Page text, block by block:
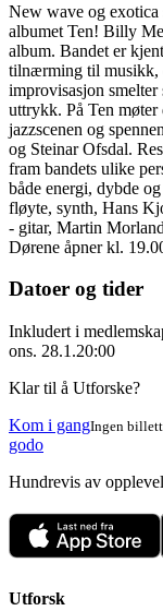
New wave og
albumet Ten! Billy
album. Bandet er
tilnærming til musikk,
improvisasjon
uttrykk. På Ten møter
jazzscenen og
og Steinar Ofsdal.
fram bandets ulike
både energi, dybde
fløyte, synth, Hans
- gitar, Martin
Dørene åpner kl.
Datoer og tider
Inkludert i
ons. 28.1.20:00
Klar til å Utforske?
Kom i gangIngen
godo
Hundrevis av
Utforsk